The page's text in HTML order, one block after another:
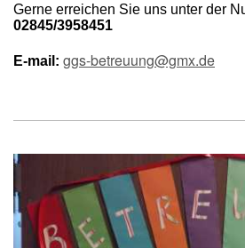
Gerne erreichen Sie uns unter der
02845/3958451
E-mail: ggs-betreuung@gmx.de